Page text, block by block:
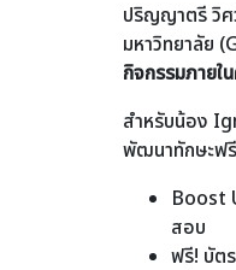
ปริญญาตรี วิศ
มหาวิทยาลัย
กิจกรรมภาย
สำหรับน้อง
พัฒนาทักษะฟ
Boost
สอบ
ฟรี! บัต